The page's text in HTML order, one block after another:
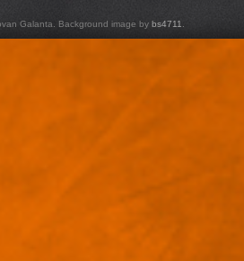
Galanta. Background image by bs4711